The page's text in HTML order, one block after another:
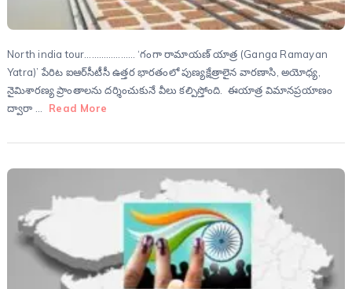
North india tour………………… ‘గంగా రామాయణ్‌ యాత్ర (Ganga Ramayan
Yatra)’ పేరిట ఐఆర్‌సీటీసీ ఉత్తర భారతంలో పుణ్యక్షేత్రాలైన వారణాసి, అయోధ్య,
నైమిశారణ్య ప్రాంతాలను దర్శించుకునే వీలు కల్పిస్తోంది. ఈయాత్ర విమానప్రయాణం
ద్వారా …
Read More